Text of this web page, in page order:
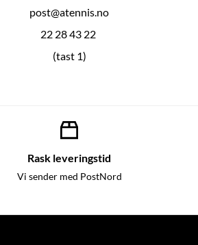
post@atennis.no
22 28 43 22
(tast 1)
Rask leveringstid
Vi sender med PostNord